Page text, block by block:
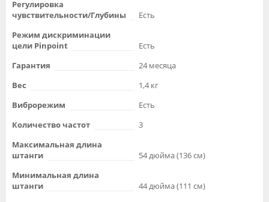
Регулировка
чувствительности/Глубины
Есть
Режим дискриминации
цели Pinpoint
Есть
Гарантия
24 месяца
Вес
1,4 кг
Виброрежим
Есть
Количество частот
3
Максимальная длина
штанги
54 дюйма (136 см)
Минимальная длина
штанги
44 дюйма (111 см)